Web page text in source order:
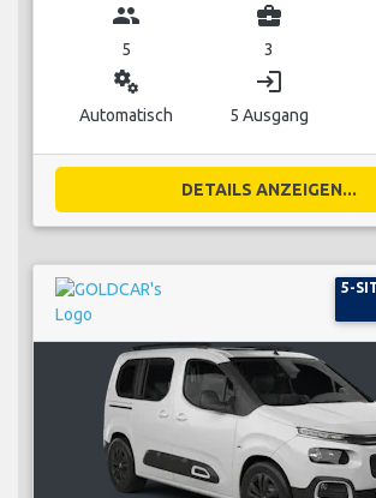
group
5
business_center
3
miscellaneous_services
Automatisch
login
5 Ausgang
DETAILS ANZEIGEN...
5-